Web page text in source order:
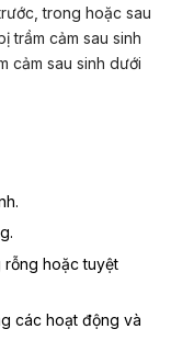
trong hoặc sau
trầm cảm sau sinh
cảm sau sinh dưới
rỗng hoặc tuyệt
các hoạt động và